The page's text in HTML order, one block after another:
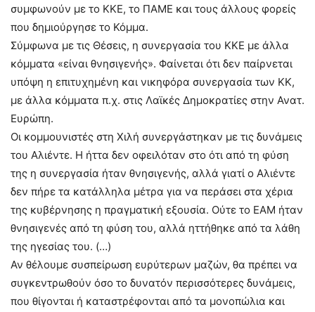
συμφωνούν με το ΚΚΕ, το ΠΑΜΕ και τους άλλους φορείς
που δημιούργησε το Κόμμα.
Σύμφωνα με τις Θέσεις, η συνεργασία του ΚΚΕ με άλλα
κόμματα «είναι θνησιγενής». Φαίνεται ότι δεν παίρνεται
υπόψη η επιτυχημένη και νικηφόρα συνεργασία των ΚΚ,
με άλλα κόμματα π.χ. στις Λαϊκές Δημοκρατίες στην Ανατ.
Ευρώπη.
Οι κομμουνιστές στη Χιλή συνεργάστηκαν με τις δυνάμεις
του Αλιέντε. Η ήττα δεν οφειλόταν στο ότι από τη φύση
της η συνεργασία ήταν θνησιγενής, αλλά γιατί ο Αλιέντε
δεν πήρε τα κατάλληλα μέτρα για να περάσει στα χέρια
της κυβέρνησης η πραγματική εξουσία. Ούτε το ΕΑΜ ήταν
θνησιγενές από τη φύση του, αλλά ηττήθηκε από τα λάθη
της ηγεσίας του. (…)
Αν θέλουμε συσπείρωση ευρύτερων μαζών, θα πρέπει να
συγκεντρωθούν όσο το δυνατόν περισσότερες δυνάμεις,
που θίγονται ή καταστρέφονται από τα μονοπώλια και